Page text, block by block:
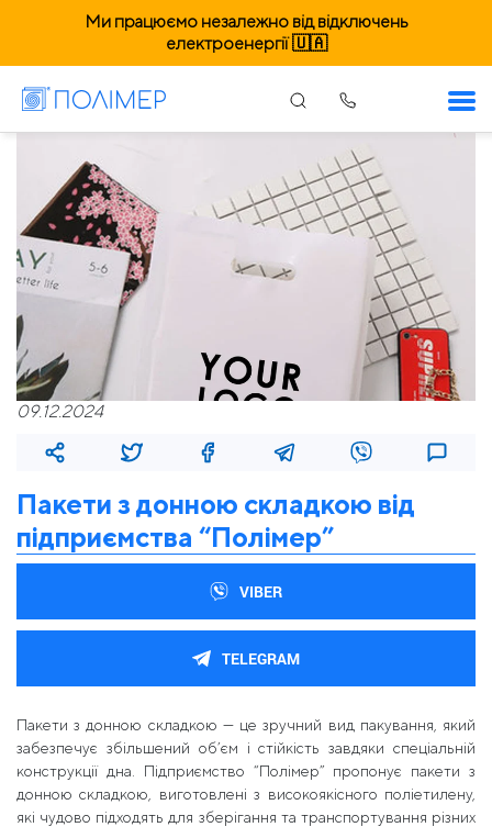
Ми працюємо незалежно від відключень
електроенергії 🇺🇦
09.12.2024
Пакети з донною складкою від
підприємства “Полімер”
VIBER
TELEGRAM
Пакети з донною складкою — це зручний вид пакування, який
забезпечує збільшений об’єм і стійкість завдяки спеціальній
конструкції дна. Підприємство “Полімер” пропонує пакети з
донною складкою, виготовлені з високоякісного поліетилену,
які чудово підходять для зберігання та транспортування різних